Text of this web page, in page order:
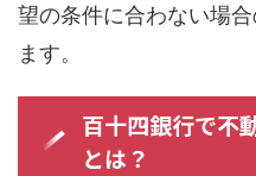
望の条件に合わない場
ます。
百十四銀行で不
とは？